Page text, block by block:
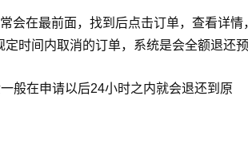
会在最前面，找到后点击订单，查看详情
时间内取消的订单，系统是会全额退还预
般在申请以后24小时之内就会退还到原